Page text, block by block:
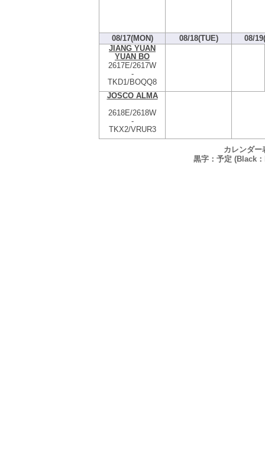
08/17(MON) 08/18(TUE)
08/
JIANG YUAN
YUAN BO
2617E/2617W
-
TKD1/BOQQ8
JOSCO ALMA
2618E/2618W
-
TKX2/VRUR3
カレンダー
黒字：予定 (Black